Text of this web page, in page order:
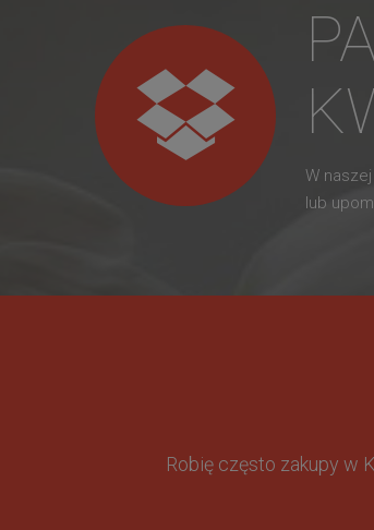
W
lub
Robię często zakupy w